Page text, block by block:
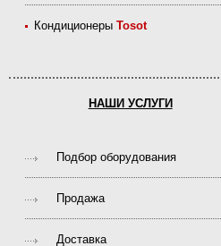
КондиционерыTosot
НАШИ УСЛУГИ
Подбор оборудования
Продажа
Доставка